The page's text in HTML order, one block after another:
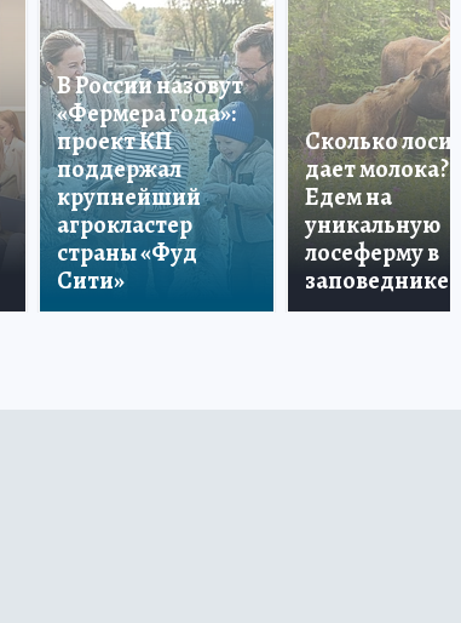
В России назовут
«Фермера года»:
проект КП
поддержал
крупнейший
агрокластер
страны «Фуд
Сити»
Сколько лосиха
дает молока?
Едем на
уникальную
лосеферму в
заповеднике!